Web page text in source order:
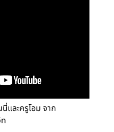
และครูโอม จาก